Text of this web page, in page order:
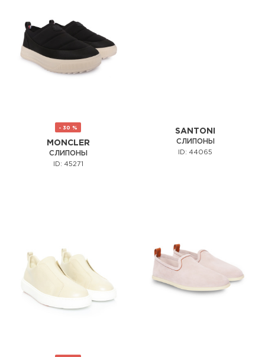
- 30 %
MONCLER
СЛИПОНЫ
ID: 45271
SANTONI
СЛИПОНЫ
ID: 44065